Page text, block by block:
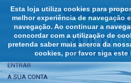
Esta loja utiliza cookies para
melhor experiência de navegação
navegação. Ao continuar a
concordar com a utilização de
pretenda saber mais acerca da
cookies, por favor siga este
ENTRAR
A SUA CONTA